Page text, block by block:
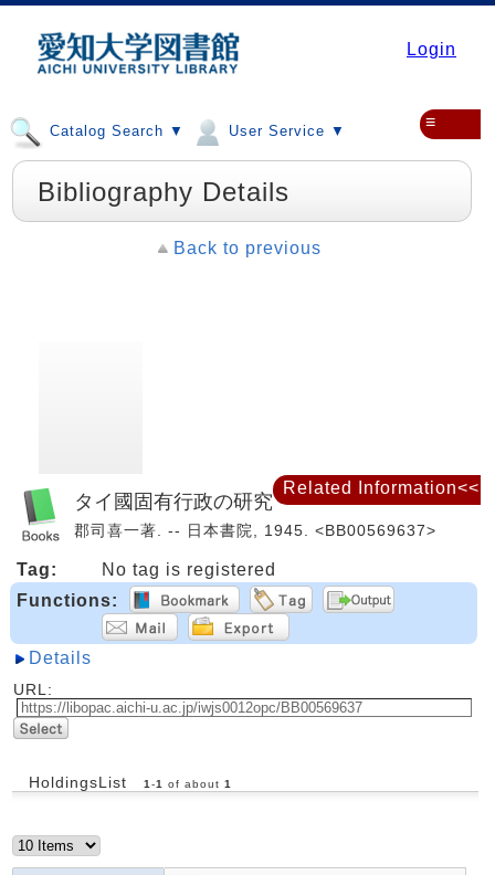
Login
Catalog Search ▼ User Service ▼ ≡
Bibliography Details
Back to previous
タイ國固有行政の研究
郡司喜一著. -- 日本書院, 1945. <BB00569637>
Tag:
No tag is registered
Functions:
Details
URL:
HoldingsList 1 -1 of about 1
Related Information<<